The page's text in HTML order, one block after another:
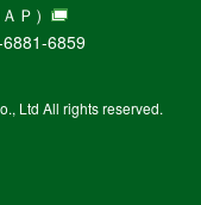
Ｐ）
6859
Ltd All rights reserved.